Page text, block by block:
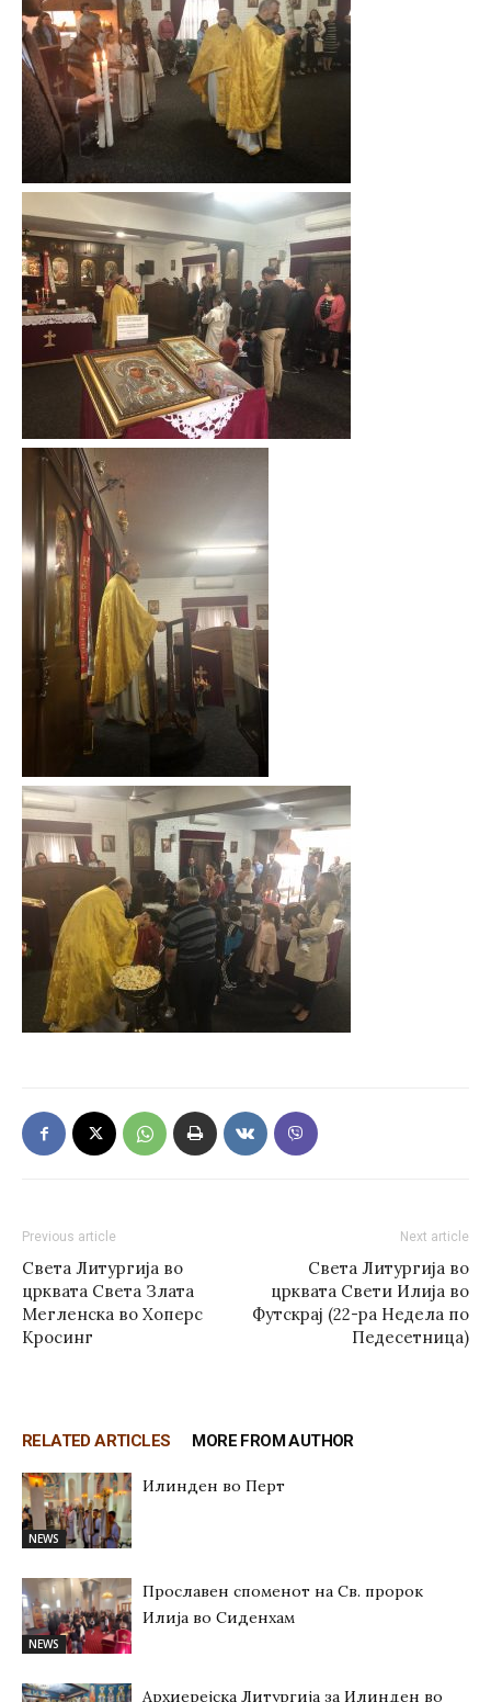
Previous article
Света Литургија во
црквата Света Злата
Мегленска во Хоперс
Кросинг
Next article
Света Литургија во
црквата Свети Илија во
Футскрај (22-ра Недела по
Педесетница)
RELATED ARTICLES MORE FROM AUTHOR
NEWS
Илинден во Перт
NEWS
Прославен споменот на Св. пророк
Илија во Сиденхам
Архиерејска Литургија за Илинден во